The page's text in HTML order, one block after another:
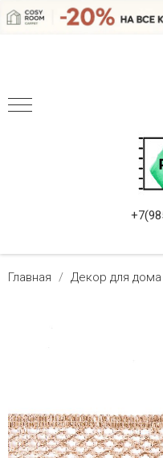
Главная Декор для дома